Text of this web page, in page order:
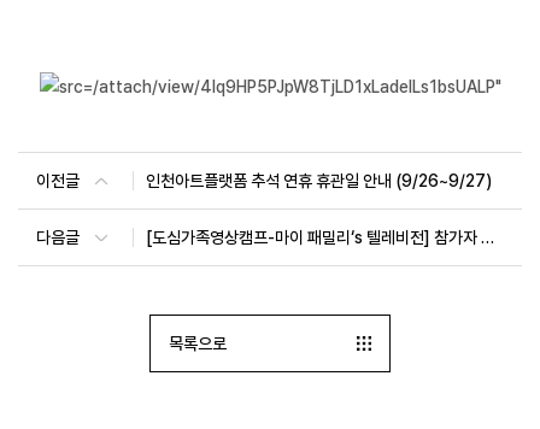
이전글 인천아트플랫폼 추석 연휴 휴관일 안내 (9/26~9/27)
다음글 [도심가족영상캠프-마이 패밀리‘s 텔레비전] 참가자 발표 안내
목록으로